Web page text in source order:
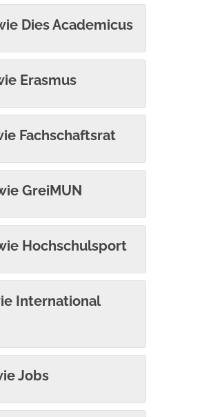
Dies Academicus
Erasmus
Fachschaftsrat
GreiMUN
Hochschulsport
International
Jobs